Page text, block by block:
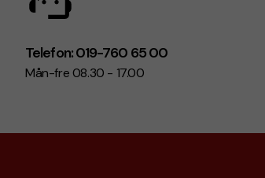
Telefon: 019-760 65 00
Mån-fre 08.30 - 17.00